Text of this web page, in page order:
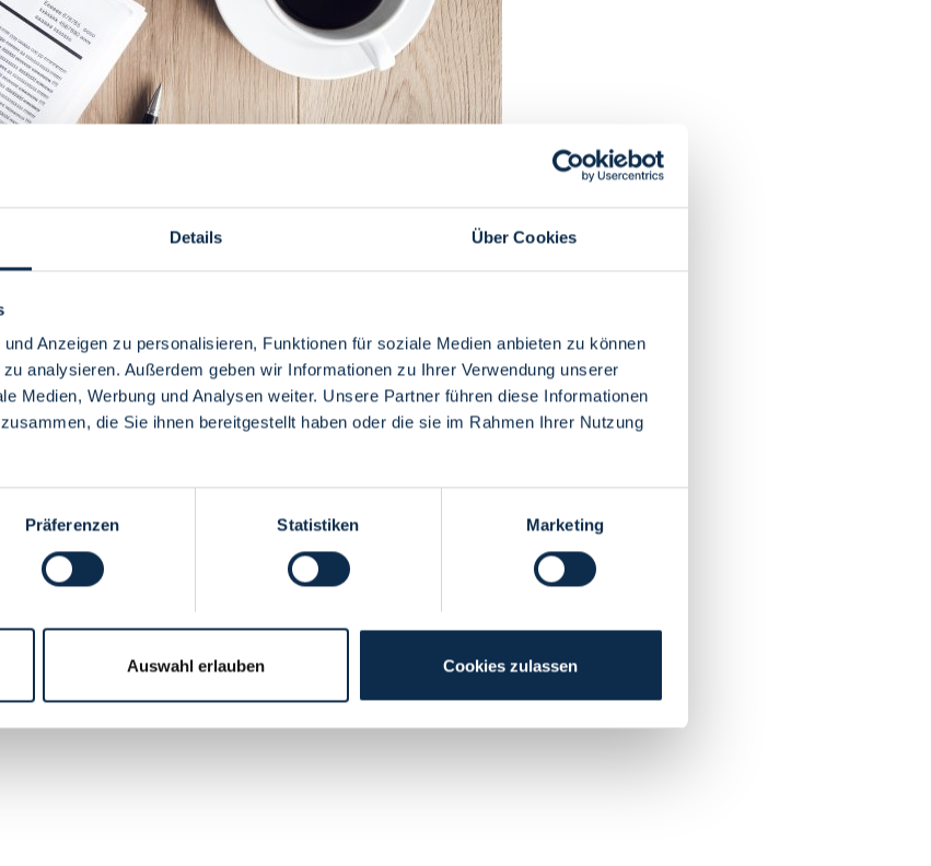
Details Über Cookies
Anzeigen zu personalisieren, Funktionen für soziale Medien anbieten zu können
analysieren. Außerdem geben wir Informationen zu Ihrer Verwendung unserer
Medien, Werbung und Analysen weiter. Unsere Partner führen diese Informationen
die Sie ihnen bereitgestellt haben oder die sie im Rahmen Ihrer Nutzung
Präferenzen Statistiken Marketing
Auswahl erlauben Cookies zulassen